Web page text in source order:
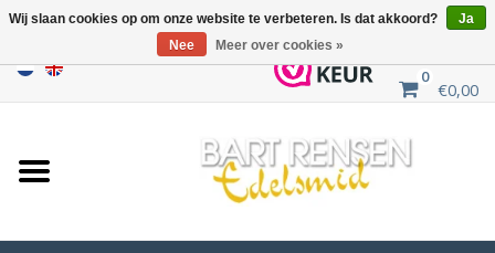
0
€0,00
Home
Uitverkoop
Wij slaan cookies op om onze website te verbeteren. Is dat akkoord?
Ja
Nee
Meer over cookies »